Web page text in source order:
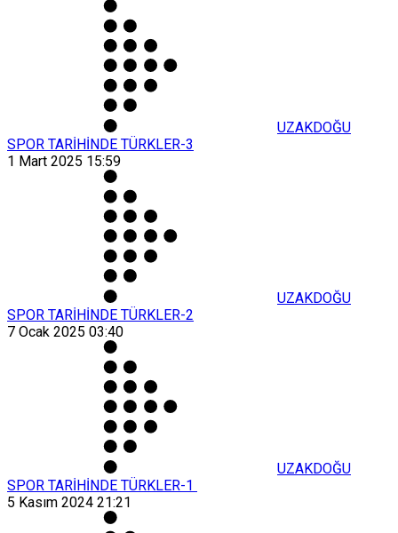
UZAKDOĞU
SPOR TARİHİNDE TÜRKLER-3
1 Mart 2025 15:59
UZAKDOĞU
SPOR TARİHİNDE TÜRKLER-2
7 Ocak 2025 03:40
UZAKDOĞU
SPOR TARİHİNDE TÜRKLER-1
5 Kasım 2024 21:21